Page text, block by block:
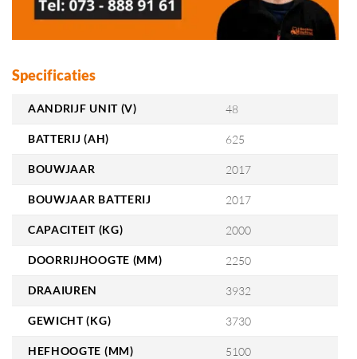
Specificaties
AANDRIJF UNIT (V) 48
BATTERIJ (AH) 625
BOUWJAAR 2017
BOUWJAAR BATTERIJ 2017
CAPACITEIT (KG) 2000
DOORRIJHOOGTE (MM) 2250
DRAAIUREN 3932
GEWICHT (KG) 3730
HEFHOOGTE (MM) 5100